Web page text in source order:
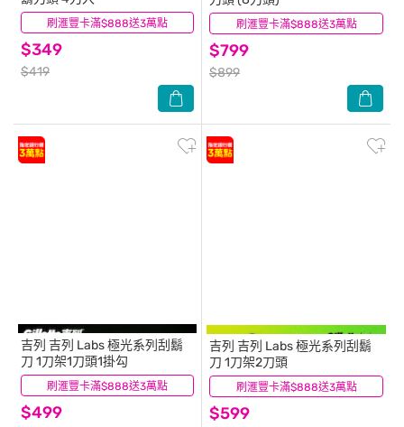
刷滙豐卡滿$888送3萬點
$349
$419
(10) 刷滙豐卡滿$888送3萬點
$799
$899
(31)
刷滙豐卡滿$888送3萬點
吉列 吉列 Labs 極光系列刮鬍
刀 1刀架1刀頭1掛勾
$499
(3) 刷滙豐卡滿$888送3萬點
吉列 吉列 Labs 極光系列刮鬍
刀 1刀架2刀頭
$599
(15)